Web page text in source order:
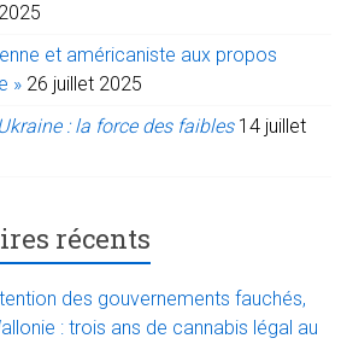
et américaniste aux propos
» 26 juillet 2025
Ukraine : la force des faibles 14 juillet
récents
des gouvernements fauchés,
: trois ans de cannabis légal au